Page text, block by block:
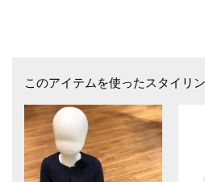
このアイテムを使ったスタイリ